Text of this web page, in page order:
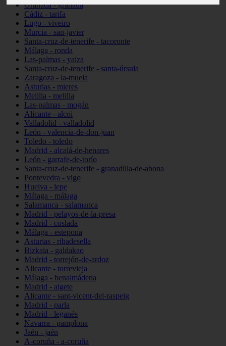
Granada - granada
Cádiz - tarifa
Lugo - viveiro
Murcia - san-javier
Santa-cruz-de-tenerife - tacoronte
Málaga - ronda
Las-palmas - yaiza
Santa-cruz-de-tenerife - santa-úrsula
Zaragoza - la-muela
Asturias - mieres
Melilla - melilla
Las-palmas - mogán
Alicante - alcoi
Valladolid - valladolid
León - valencia-de-don-juan
Toledo - toledo
Madrid - alcalá-de-henares
León - garrafe-de-torío
Santa-cruz-de-tenerife - granadilla-de-abona
Pontevedra - vigo
Huelva - lepe
Málaga - málaga
Salamanca - salamanca
Madrid - pelayos-de-la-presa
Madrid - coslada
Málaga - estepona
Asturias - ribadesella
Bizkaia - galdakao
Madrid - torrejón-de-ardoz
Alicante - torrevieja
Málaga - benalmádena
Madrid - algete
Alicante - sant-vicent-del-raspeig
Madrid - parla
Madrid - leganés
Navarra - pamplona
Jaén - jaén
A-coruña - a-coruña